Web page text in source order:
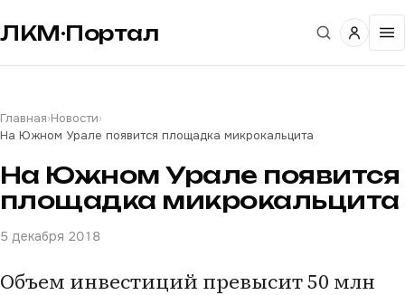
ЛКМ·Портал
Главная›Новости›
На Южном Урале появится площадка микрокальцита
На Южном Урале появится
площадка микрокальцита
5 декабря 2018
Объем инвестиций превысит 50 млн